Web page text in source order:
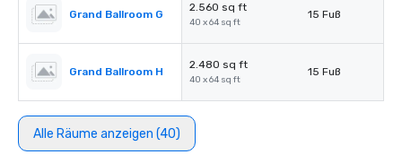
Grand Ballroom G
2.560 sq ft
40 x 64 sq ft
15 Fuß
Grand Ballroom H
2.480 sq ft
40 x 64 sq ft
15 Fuß
Alle Räume anzeigen (40)